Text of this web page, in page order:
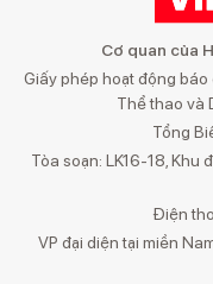
Cơ quan của
Giấy phép hoạt động báo
Thể thao và
Tổng
Tòa soạn: LK16-18, Khu
Điện
VP đại diện tại miền